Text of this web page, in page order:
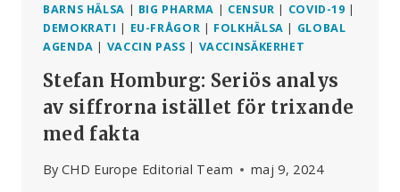
BARNS HÄLSA | BIG PHARMA | CENSUR | COVID-19 |
DEMOKRATI | EU-FRÅGOR | FOLKHÄLSA | GLOBAL
AGENDA | VACCIN PASS | VACCINSÄKERHET
Stefan Homburg: Seriös analys
av siffrorna istället för trixande
med fakta
By CHD Europe Editorial Team maj 9, 2024